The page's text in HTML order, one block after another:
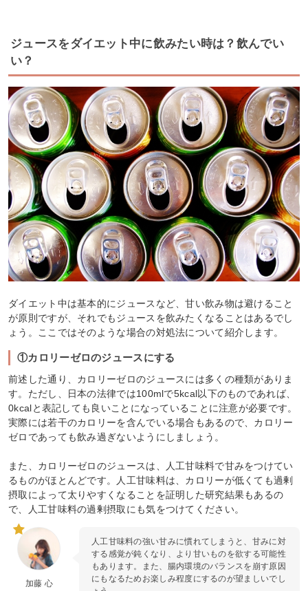
ジュースをダイエット中に飲みたい時は？飲んでい
い？
ダイエット中は基本的にジュースなど、甘い飲み物は避けること
が原則ですが、それでもジュースを飲みたくなることはあるでし
ょう。ここではそのような場合の対処法について紹介します。
①カロリーゼロのジュースにする
前述した通り、カロリーゼロのジュースには多くの種類がありま
す。ただし、日本の法律では100mlで5kcal以下のものであれば、
0kcalと表記しても良いことになっていることに注意が必要です。
実際には若干のカロリーを含んでいる場合もあるので、カロリー
ゼロであっても飲み過ぎないようにしましょう。
また、カロリーゼロのジュースは、人工甘味料で甘みをつけてい
るものがほとんどです。人工甘味料は、カロリーが低くても過剰
摂取によって太りやすくなることを証明した研究結果もあるの
で、人工甘味料の過剰摂取にも気をつけてください。
加藤 心
人工甘味料の強い甘みに慣れてしまうと、甘みに対
する感覚が鈍くなり、より甘いものを欲する可能性
もあります。また、腸内環境のバランスを崩す原因
にもなるためお楽しみ程度にするのが望ましいでし